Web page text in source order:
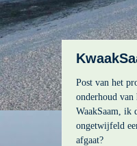
Post van het
onderhoud
WaakSaam, ik
ongetwijfeld
afgaat?